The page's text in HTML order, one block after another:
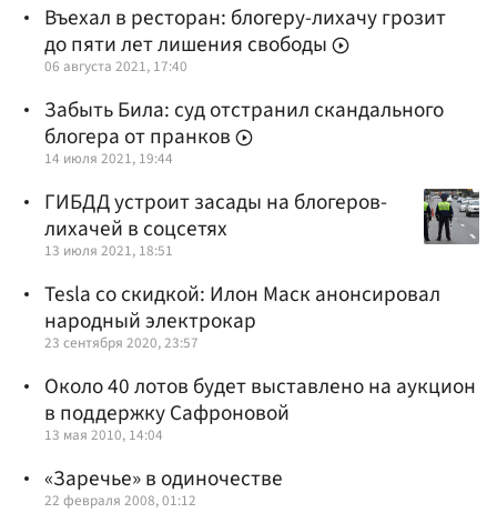
Въехал в ресторан: блогеру-лихачу грозит
до пяти лет лишения свободы
06 августа 2021, 17:40
Забыть Била: суд отстранил скандального
блогера от пранков
14 июля 2021, 19:44
ГИБДД устроит засады на блогеров-
лихачей в соцсетях
13 июля 2021, 18:51
Tesla со скидкой: Илон Маск анонсировал
народный электрокар
23 сентября 2020, 23:57
Около 40 лотов будет выставлено на аукцион
в поддержку Сафроновой
13 мая 2010, 14:04
«Заречье» в одиночестве
22 февраля 2008, 01:12